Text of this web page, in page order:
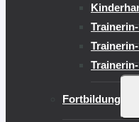
Fortbildung